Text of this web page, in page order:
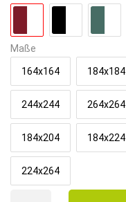
Maße
164x164 184x184
244x244 264x264
184x204 184x224
224x264